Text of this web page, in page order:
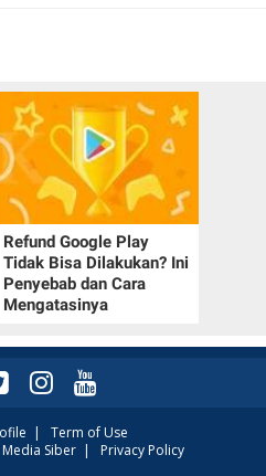
Refund Google Play
Tidak Bisa Dilakukan? Ini
Penyebab dan Cara
Mengatasinya
| Term of Use
Siber| Privacy Policy